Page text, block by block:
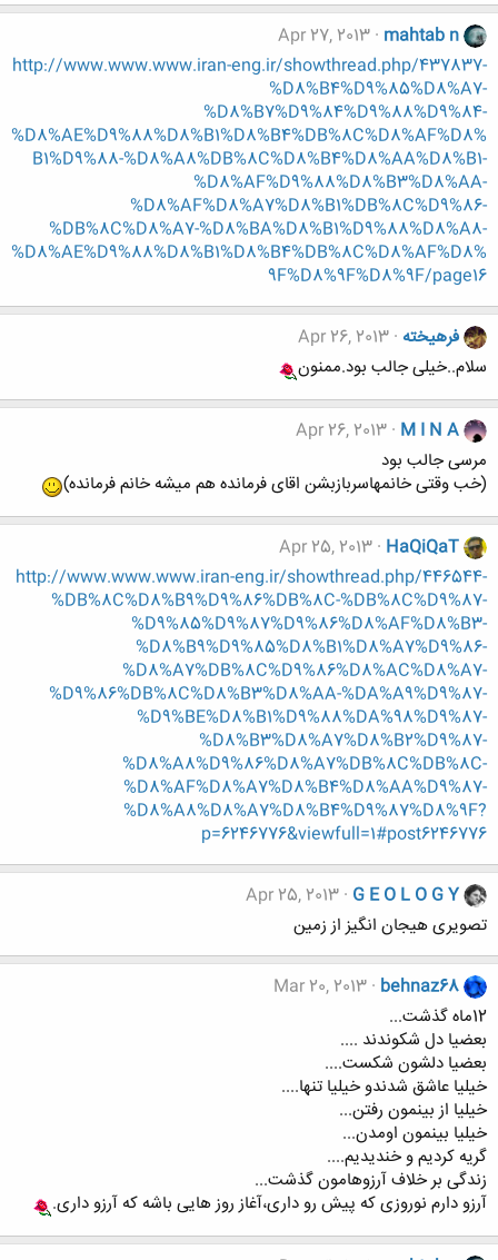
mahtab n
Apr 27, 2013
http://www.www.www.iran-eng.ir/showthread.php/437837-
%D8%B4%D9%85%D8%A7-
%D8%B7%D9%84%D9%88%D9%84-
%D8%AE%D9%88%D8%B1%D8%B4%DB%8C%D8%AF%D8%
B1%D9%88-%D8%A8%DB%8C%D8%B4%D8%AA%D8%B1-
%D8%AF%D9%88%D8%B3%D8%AA-
%D8%AF%D8%A7%D8%B1%DB%8C%D9%86-
%DB%8C%D8%A7-%D8%BA%D8%B1%D9%88%D8%A8-
%D8%AE%D9%88%D8%B1%D8%B4%DB%8C%D8%AF%D8%
9F%D8%9F%D8%9F/page16
فرهيخته Apr 26, 2013
سلام..خیلی جالب بود.ممنون
M I N A
Apr 26, 2013
مرسی جالب بود
(خب وقتی خانمهاسربازبشن اقای فرمانده هم میشه خانم فرمانده)
HaQiQaT
Apr 25, 2013
http://www.www.www.iran-eng.ir/showthread.php/446544-
%DB%8C%D8%B9%D9%86%DB%8C-%DB%8C%D9%87-
%D9%85%D9%87%D9%86%D8%AF%D8%B3-
%D8%B9%D9%85%D8%B1%D8%A7%D9%86-
%D8%A7%DB%8C%D9%86%D8%AC%D8%A7-
%D9%86%DB%8C%D8%B3%D8%AA-%DA%A9%D9%87-
%D9%BE%D8%B1%D9%88%DA%98%D9%87-
%D8%B3%D8%A7%D8%B2%D9%87-
%D8%A8%D9%86%D8%A7%DB%8C%DB%8C-
%D8%AF%D8%A7%D8%B4%D8%AA%D9%87-
%D8%A8%D8%A7%D8%B4%D9%87%D8%9F?
p=6246776&viewfull=1#post6246776
G E O L O G Y
Apr 25, 2013
تصویری هیجان انگیز از زمین
behnaz68
Mar 20, 2013
12ماه گذشت...
بعضیا دل شکوندند ....
بعضیا دلشون شکست....
خیلیا عاشق شدندو خیلیا تنها....
خیلیا از بینمون رفتن...
خیلیا بینمون اومدن...
گریه کردیم و خندیدیم....
زندگی بر خلاف آرزوهامون گذشت...
آرزو دارم نوروزی که پیش رو داری،آغاز روز هایی باشه که آرزو داری.